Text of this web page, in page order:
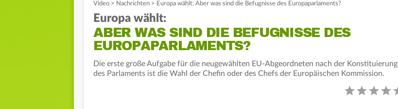
Video > Nachrichten > Europa wählt: Aber was sind die Befugnisse des Europaparlaments?
Europa wählt:
ABER WAS SIND DIE BEFUGNISSE DES
EUROPAPARLAMENTS?
Die erste große Aufgabe für die neugewählten EU-Abgeordneten nach der Konstituierung
des Parlaments ist die Wahl der Chefin oder des Chefs der Europäischen Kommission.